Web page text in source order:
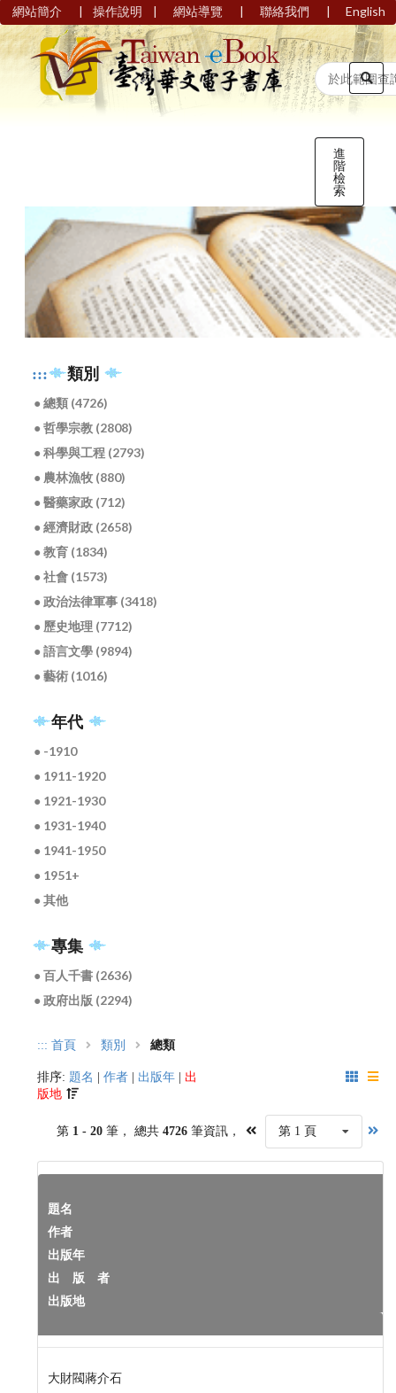
網站簡介 | 操作說明 | 網站導覽 | 聯絡我們 | English
進
階
檢
索
::: 類別
● 總類 (4726)
● 哲學宗教 (2808)
● 科學與工程 (2793)
● 農林漁牧 (880)
● 醫藥家政 (712)
● 經濟財政 (2658)
● 教育 (1834)
● 社會 (1573)
● 政治法律軍事 (3418)
● 歷史地理 (7712)
● 語言文學 (9894)
● 藝術 (1016)
年代
● -1910
● 1911-1920
● 1921-1930
● 1931-1940
● 1941-1950
● 1951+
● 其他
專集
● 百人千書 (2636)
● 政府出版 (2294)
::: 首頁 類別 總類
排序: 題名 作者 出版年
出
版地
第 1 - 20 筆， 總共 4726筆資訊， 第 1 頁
題名
作者
出版年
出 版 者
出版地
大財閥蔣介石